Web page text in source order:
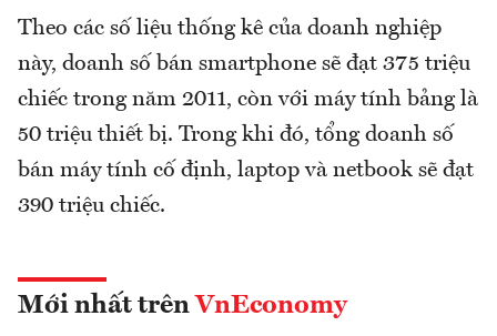
Theo các số liệu thống kê của doanh nghiệp
này, doanh số bán smartphone sẽ đạt 375 triệu
chiếc trong năm 2011, còn với máy tính bảng là
50 triệu thiết bị. Trong khi đó, tổng doanh số
bán máy tính cố định, laptop và netbook sẽ đạt
390 triệu chiếc.
Mới nhất trên VnEconomy